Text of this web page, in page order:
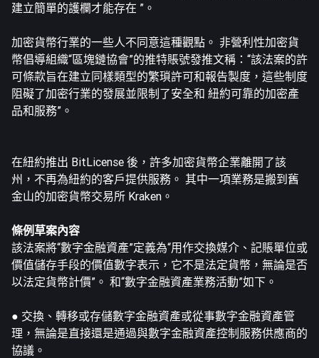
建立簡單的護欄才能存在 ”。
加密貨幣行業的一些人不同意這種觀點。 非營利性加密貨
幣倡導組織“區塊鏈協會”的推特賬號發推文稱：“該法案的許
可條款旨在建立同樣類型的繁瑣許可和報告製度，這些制度
阻礙了加密行業的發展並限制了安全和 紐約可靠的加密產
品和服務”。
在紐約推出 BitLicense 後，許多加密貨幣企業離開了該
州，不再為紐約的客戶提供服務。 其中一項業務是搬到舊
金山的加密貨幣交易所 Kraken。
條例草案內容
該法案將“數字金融資產”定義為“用作交換媒介、記賬單位或
價值儲存手段的價值數字表示，它不是法定貨幣，無論是否
以法定貨幣計價”。 和“數字金融資產業務活動”如下。
● 交換、轉移或存儲數字金融資產或從事數字金融資產管
理，無論是直接還是通過與數字金融資產控制服務供應商的
協議。